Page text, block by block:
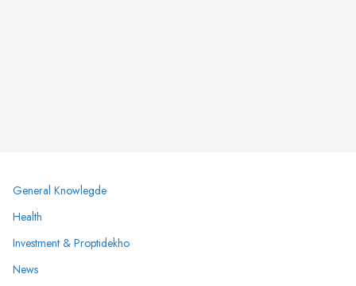
General Knowlegde
Health
Investment & Proptidekho
News